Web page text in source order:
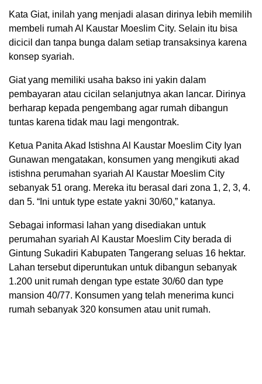
Kata Giat, inilah yang menjadi alasan dirinya lebih memilih
membeli rumah Al Kaustar Moeslim City. Selain itu bisa
dicicil dan tanpa bunga dalam setiap transaksinya karena
konsep syariah.
Giat yang memiliki usaha bakso ini yakin dalam
pembayaran atau cicilan selanjutnya akan lancar. Dirinya
berharap kepada pengembang agar rumah dibangun
tuntas karena tidak mau lagi mengontrak.
Ketua Panita Akad Istishna Al Kaustar Moeslim City Iyan
Gunawan mengatakan, konsumen yang mengikuti akad
istishna perumahan syariah Al Kaustar Moeslim City
sebanyak 51 orang. Mereka itu berasal dari zona 1, 2, 3, 4.
dan 5. “Ini untuk type estate yakni 30/60,” katanya.
Sebagai informasi lahan yang disediakan untuk
perumahan syariah Al Kaustar Moeslim City berada di
Gintung Sukadiri Kabupaten Tangerang seluas 16 hektar.
Lahan tersebut diperuntukan untuk dibangun sebanyak
1.200 unit rumah dengan type estate 30/60 dan type
mansion 40/77. Konsumen yang telah menerima kunci
rumah sebanyak 320 konsumen atau unit rumah.